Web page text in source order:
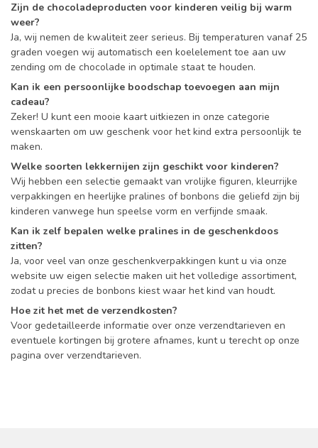
Zijn de chocoladeproducten voor kinderen veilig bij warm
weer?
Ja, wij nemen de kwaliteit zeer serieus. Bij temperaturen vanaf 25
graden voegen wij automatisch een koelelement toe aan uw
zending om de chocolade in optimale staat te houden.
Kan ik een persoonlijke boodschap toevoegen aan mijn
cadeau?
Zeker! U kunt een mooie kaart uitkiezen in onze categorie
wenskaarten om uw geschenk voor het kind extra persoonlijk te
maken.
Welke soorten lekkernijen zijn geschikt voor kinderen?
Wij hebben een selectie gemaakt van vrolijke figuren, kleurrijke
verpakkingen en heerlijke pralines of bonbons die geliefd zijn bij
kinderen vanwege hun speelse vorm en verfijnde smaak.
Kan ik zelf bepalen welke pralines in de geschenkdoos
zitten?
Ja, voor veel van onze geschenkverpakkingen kunt u via onze
website uw eigen selectie maken uit het volledige assortiment,
zodat u precies de bonbons kiest waar het kind van houdt.
Hoe zit het met de verzendkosten?
Voor gedetailleerde informatie over onze verzendtarieven en
eventuele kortingen bij grotere afnames, kunt u terecht op onze
pagina over verzendtarieven.